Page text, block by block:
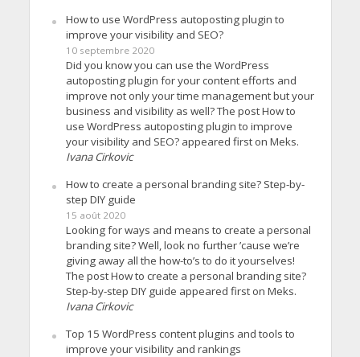
How to use WordPress autoposting plugin to
improve your visibility and SEO?
10 septembre 2020
Did you know you can use the WordPress
autoposting plugin for your content efforts and
improve not only your time management but your
business and visibility as well? The post How to
use WordPress autoposting plugin to improve
your visibility and SEO? appeared first on Meks.
Ivana Cirkovic
How to create a personal branding site? Step-by-
step DIY guide
15 août 2020
Looking for ways and means to create a personal
branding site? Well, look no further ’cause we’re
giving away all the how-to’s to do it yourselves!
The post How to create a personal branding site?
Step-by-step DIY guide appeared first on Meks.
Ivana Cirkovic
Top 15 WordPress content plugins and tools to
improve your visibility and rankings